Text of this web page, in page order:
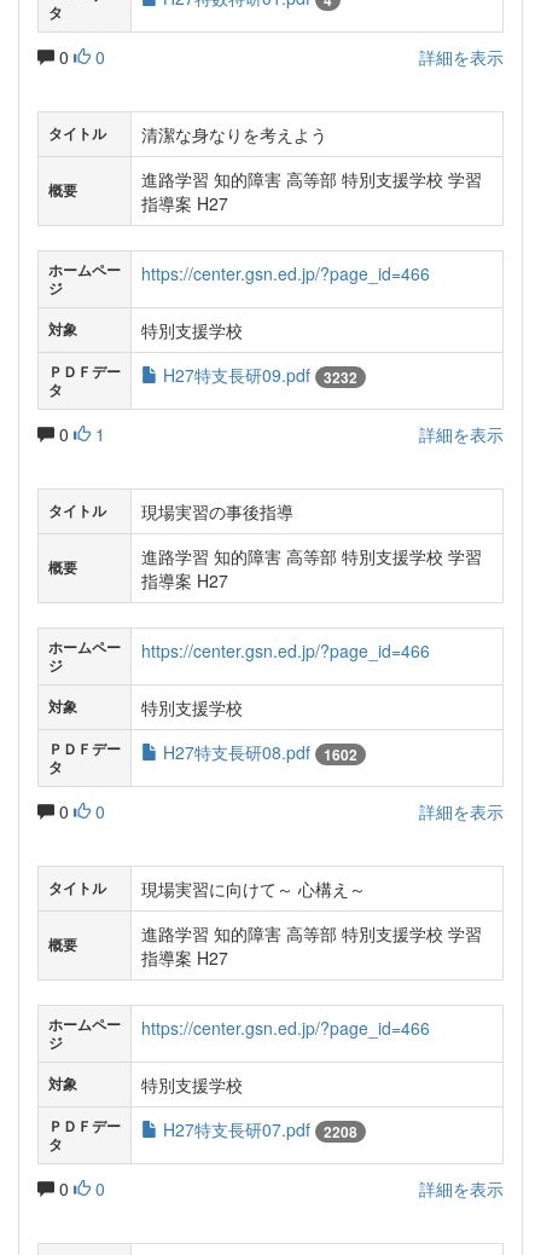
タ
0 0 詳細を表示
タイトル 清潔な身なりを考えよう
概要
進路学習 知的障害 高等部 特別支援学校 学習
指導案 H27
ホームペー
ジ
https://center.gsn.ed.jp/?page_id=466
対象 特別支援学校
ＰＤＦデー
タ
H27特支長研09.pdf 3232
0 1 詳細を表示
タイトル 現場実習の事後指導
概要
進路学習 知的障害 高等部 特別支援学校 学習
指導案 H27
ホームペー
ジ
https://center.gsn.ed.jp/?page_id=466
対象 特別支援学校
ＰＤＦデー
タ
H27特支長研08.pdf 1602
0 0 詳細を表示
タイトル 現場実習に向けて～ 心構え～
概要
進路学習 知的障害 高等部 特別支援学校 学習
指導案 H27
ホームペー
ジ
https://center.gsn.ed.jp/?page_id=466
対象 特別支援学校
ＰＤＦデー
タ
H27特支長研07.pdf 2208
0 0 詳細を表示